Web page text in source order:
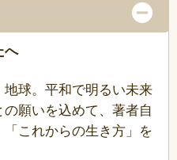
へ
球。平和で明るい未来
願いを込めて、著者自
これからの生き方」を